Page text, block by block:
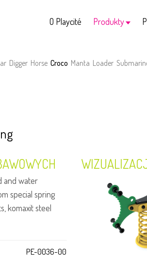
O Playcité Produkty
Digger Horse Croco Manta Loader
and water
special spring
komaxit steel
PE-0036-00